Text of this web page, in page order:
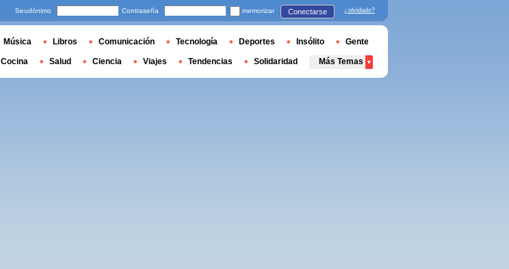
Seudónimo Contraseña memorizar Conectarse ¿olvidado?
Música Libros Comunicación Tecnología Deportes Insólito Gente
Cocina Salud Ciencia Viajes Tendencias Solidaridad Más Temas